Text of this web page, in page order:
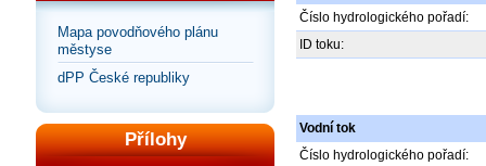
Mapa povodňového plánu
městyse
dPP České republiky
Přílohy
Číslo hydrologického pořadí:
ID toku:
Vodní tok
Číslo hydrologického pořadí: